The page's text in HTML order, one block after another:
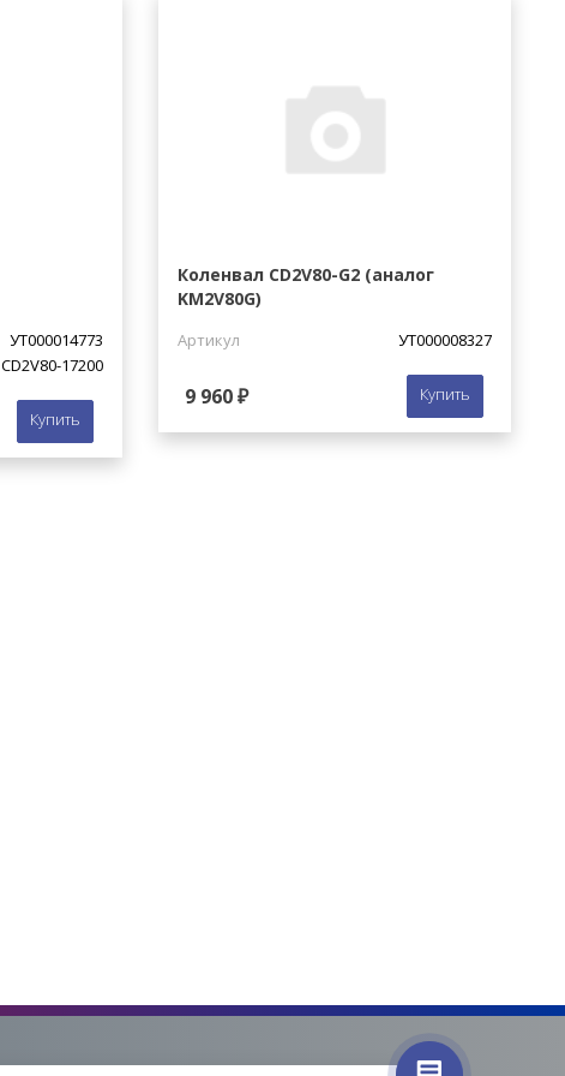
УТ000014773
CD2V80-17200
Купить
Коленвал CD2V80-G2 (аналог
KM2V80G)
Артикул УТ000008327
9 960 ₽ Купить